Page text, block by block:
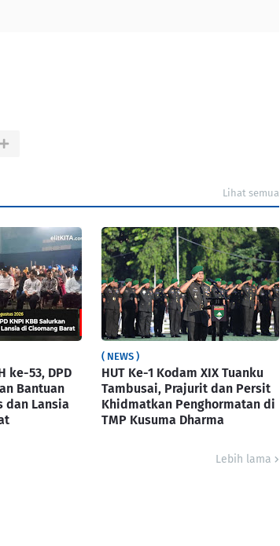
Lihat semua
ke-53, DPD
Bantuan
dan Lansia
( NEWS )
HUT Ke-1 Kodam XIX Tuanku
Tambusai, Prajurit dan Persit
Khidmatkan Penghormatan di
TMP Kusuma Dharma
Lebih lama